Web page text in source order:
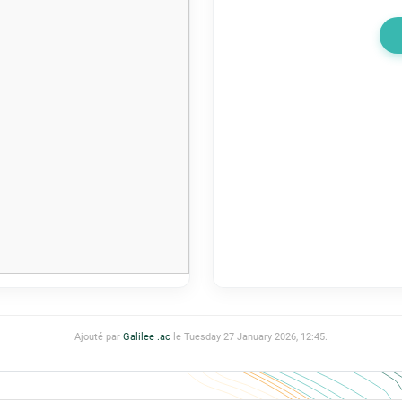
Ajouté par Galilee .ac le Tuesday 27 January 2026, 12:45.